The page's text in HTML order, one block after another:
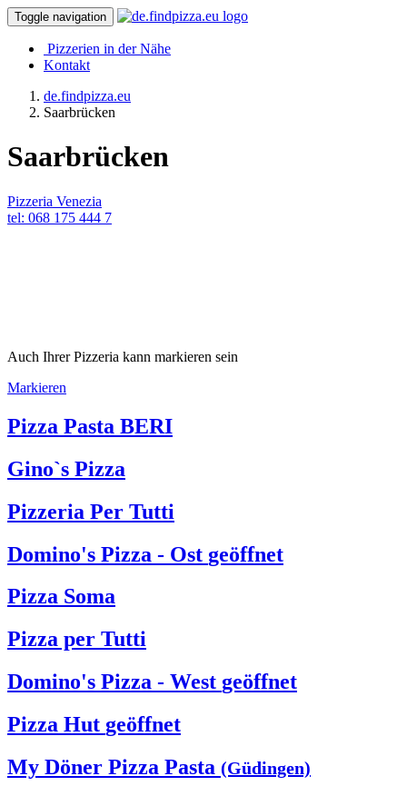
Toggle navigation
Pizzerien in der Nähe
Kontakt
de.findpizza.eu
Saarbrücken
Saarbrücken
Pizzeria Venezia
tel: 068 175 444 7
Auch Ihrer Pizzeria kann markieren sein
Markieren
Pizza Pasta BERI
Gino`s Pizza
Pizzeria Per Tutti
Domino's Pizza - Ost geöffnet
Pizza Soma
Pizza per Tutti
Domino's Pizza - West geöffnet
Pizza Hut geöffnet
My Döner Pizza Pasta (Güdingen)